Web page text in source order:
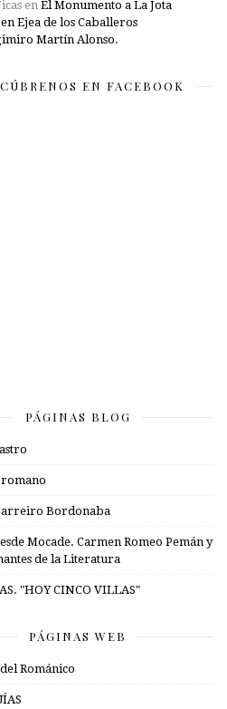
en El Monumento a La Jota
Ejea de los Caballeros
Martín Alonso.
EN FACEBOOK
PÁGINAS BLOG
Bordonaba
Mocade. Carmen Romeo Pemán y
de la Literatura
"HOY CINCO VILLAS"
PÁGINAS WEB
Románico